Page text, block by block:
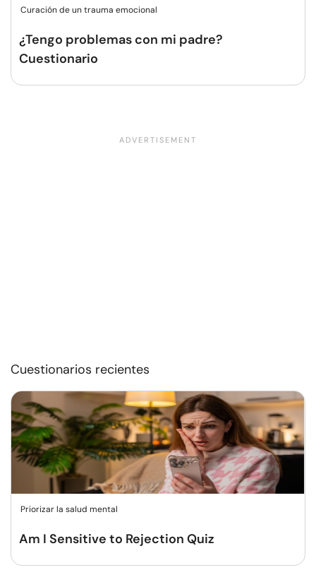
Curación de un trauma emocional
¿Tengo problemas con mi padre?
Cuestionario
Cuestionarios recientes
Priorizar la salud mental
Am I Sensitive to Rejection Quiz